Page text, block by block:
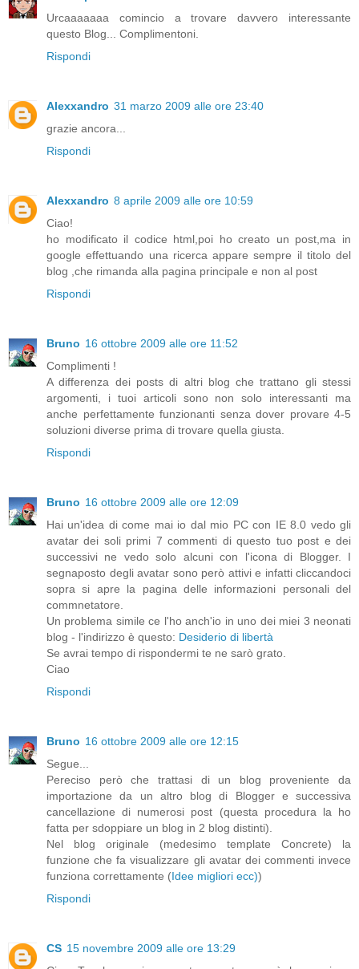
Urcaaaaaaa comincio a trovare davvero interessante
questo Blog... Complimentoni.
Rispondi
Alexxandro 31 marzo 2009 alle ore 23:40
grazie ancora...
Rispondi
Alexxandro 8 aprile 2009 alle ore 10:59
Ciao!
ho modificato il codice html,poi ho creato un post,ma in
google effettuando una ricerca appare sempre il titolo del
blog ,che rimanda alla pagina principale e non al post
Rispondi
Bruno 16 ottobre 2009 alle ore 11:52
Complimenti !
A differenza dei posts di altri blog che trattano gli stessi
argomenti, i tuoi articoli sono non solo interessanti ma
anche perfettamente funzionanti senza dover provare 4-5
soluzioni diverse prima di trovare quella giusta.
Rispondi
Bruno 16 ottobre 2009 alle ore 12:09
Hai un'idea di come mai io dal mio PC con IE 8.0 vedo gli
avatar dei soli primi 7 commenti di questo tuo post e dei
successivi ne vedo solo alcuni con l'icona di Blogger. I
segnaposto degli avatar sono però attivi e infatti cliccandoci
sopra si apre la pagina delle informazioni personali del
commnetatore.
Un problema simile ce l'ho anch'io in uno dei miei 3 neonati
blog - l'indirizzo è questo: Desiderio di libertà
Se avrai tempo di rispondermi te ne sarò grato.
Ciao
Rispondi
Bruno 16 ottobre 2009 alle ore 12:15
Segue...
Pereciso però che trattasi di un blog proveniente da
importazione da un altro blog di Blogger e successiva
cancellazione di numerosi post (questa procedura la ho
fatta per sdoppiare un blog in 2 blog distinti).
Nel blog originale (medesimo template Concrete) la
funzione che fa visualizzare gli avatar dei commenti invece
funziona correttamente (Idee migliori ecc))
Rispondi
CS 15 novembre 2009 alle ore 13:29